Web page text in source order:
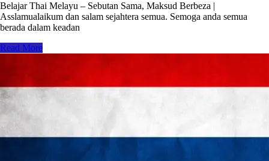
Belajar Thai Melayu – Sebutan Sama, Maksud Berbeza |
Asslamualaikum dan salam sejahtera semua. Semoga anda semua
berada dalam keadan
Read More